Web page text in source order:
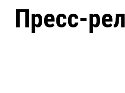
Пресс-